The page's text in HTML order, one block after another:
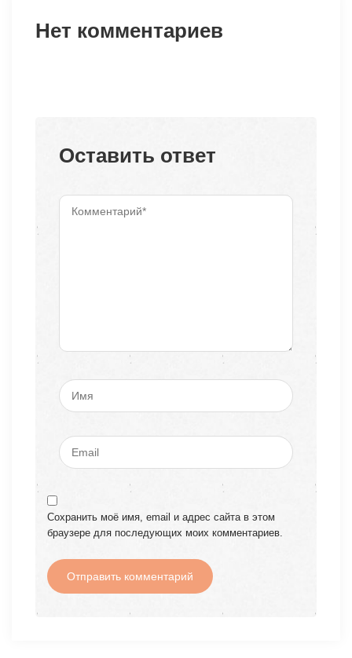
Нет комментариев
Оставить ответ
Сохранить моё имя, email и адрес сайта в этом
браузере для последующих моих комментариев.